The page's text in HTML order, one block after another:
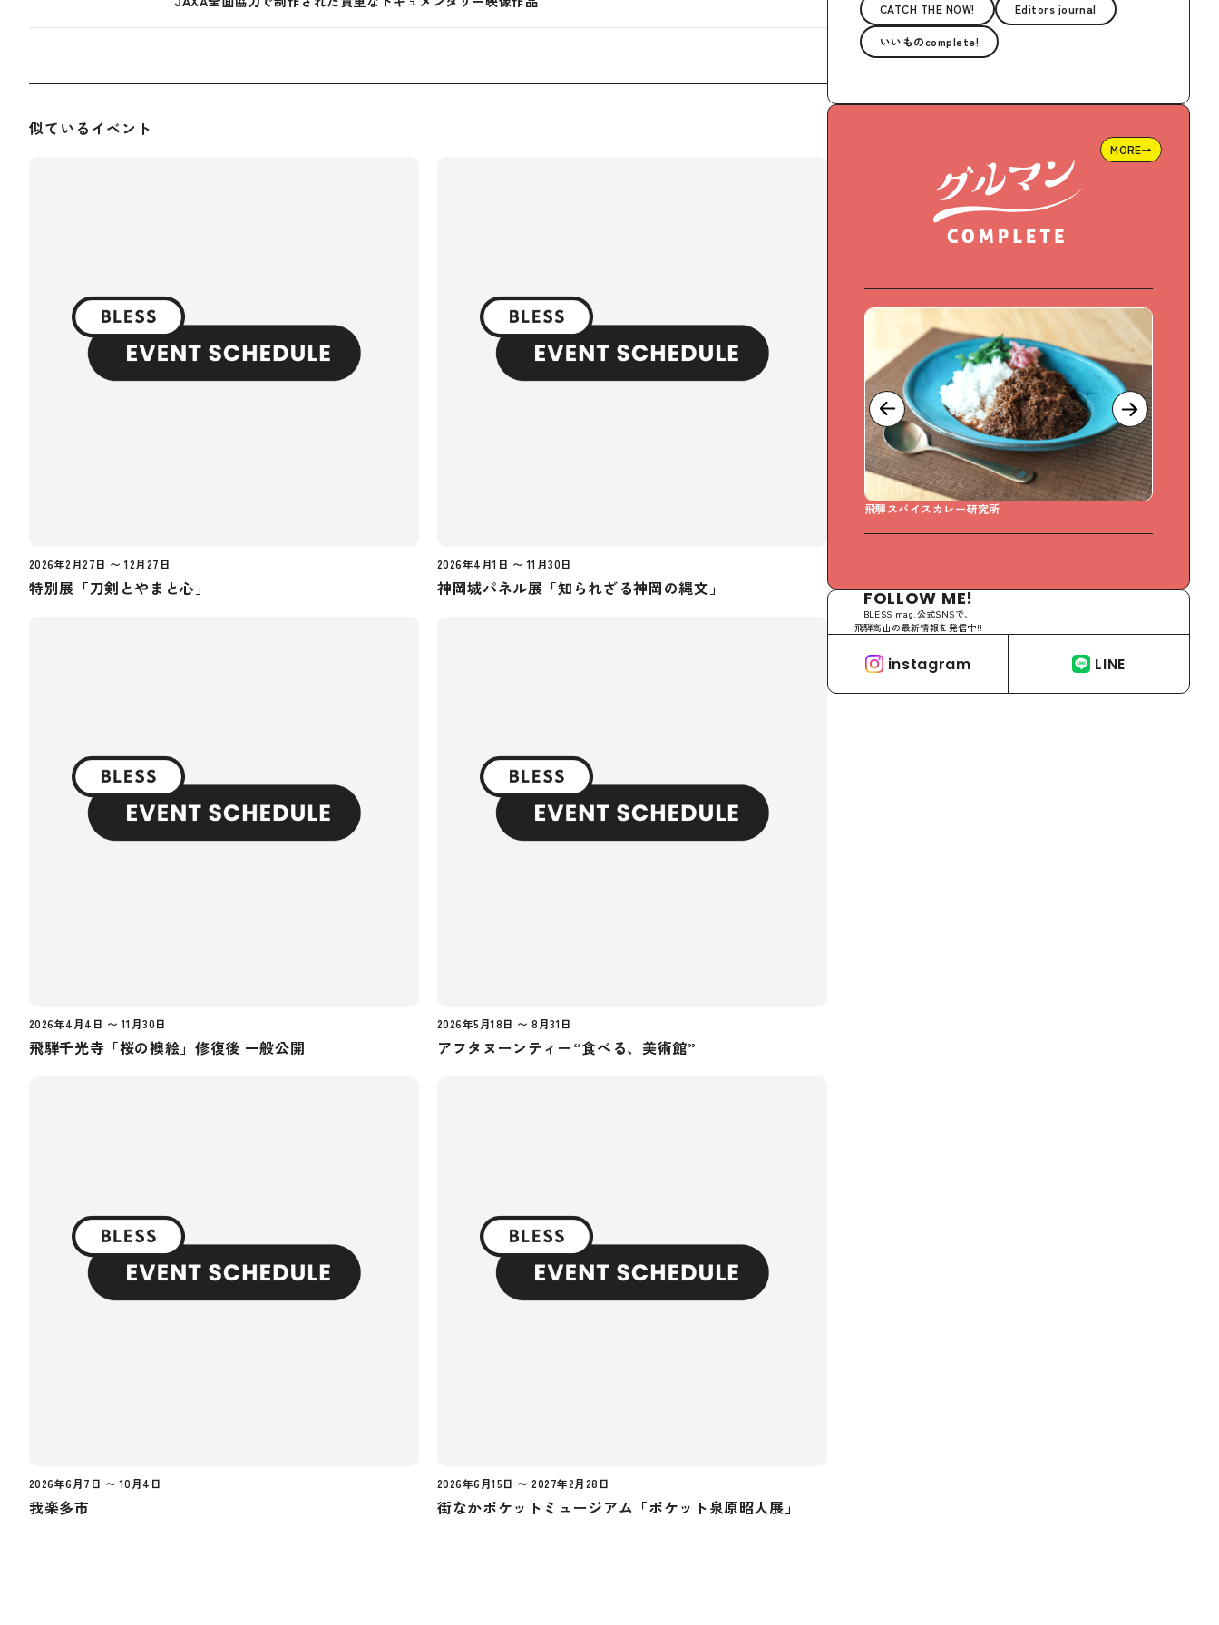
似ているイベント
2026年2月27日 〜 12月27日
特別展「刀剣とやまと心」
2026年4月1日 〜 11月30日
神岡城パネル展「知られざる神岡の縄文」
2026年4月4日 〜 11月30日
飛騨千光寺「桜の襖絵」修復後 一般公開
2026年5月18日 〜 8月31日
アフタヌーンティー“食べる、美術館”
2026年6月7日 〜 10月4日
我楽多市
2026年6月15日 〜 2027年2月28日
街なかポケットミュージアム「ポケット泉原昭人展」
CATCH THE NOW! Editors journal
いいものcomplete!
MORE→
飛騨スパイスカレー研究所
FOLLOW ME!
BLESS mag.公式SNSで、
飛騨高山の最新情報を発信中!!
instagram LINE